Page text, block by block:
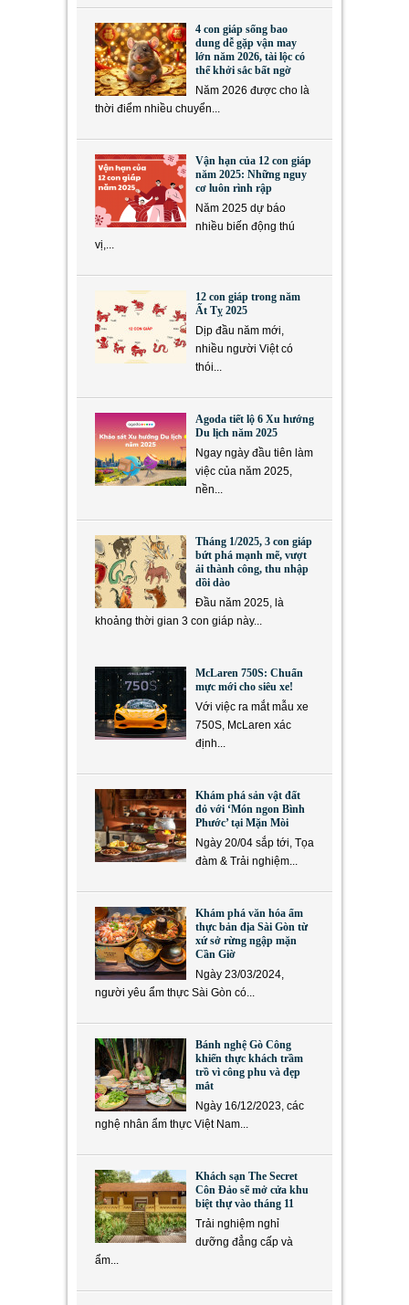
4 con giáp sống bao
dung dễ gặp vận may
lớn năm 2026, tài lộc có
thể khởi sắc bất ngờ
Năm 2026 được cho là
thời điểm nhiều chuyển...
Vận hạn của 12 con giáp
năm 2025: Những nguy
cơ luôn rình rập
Năm 2025 dự báo
nhiều biến động thú
vị,...
12 con giáp trong năm
Ất Tỵ 2025
Dịp đầu năm mới,
nhiều người Việt có
thói...
Agoda tiết lộ 6 Xu hướng
Du lịch năm 2025
Ngay ngày đầu tiên làm
việc của năm 2025,
nền...
Tháng 1/2025, 3 con giáp
bứt phá mạnh mẽ, vượt
ải thành công, thu nhập
dồi dào
Đầu năm 2025, là
khoảng thời gian 3 con giáp này...
McLaren 750S: Chuẩn
mực mới cho siêu xe!
Với việc ra mắt mẫu xe
750S, McLaren xác
định...
Khám phá sản vật đất
đỏ với ‘Món ngon Bình
Phước’ tại Mặn Mòi
Ngày 20/04 sắp tới, Tọa
đàm & Trải nghiệm...
Khám phá văn hóa ẩm
thực bản địa Sài Gòn từ
xứ sở rừng ngập mặn
Cần Giờ
Ngày 23/03/2024,
người yêu ẩm thực Sài Gòn có...
Bánh nghệ Gò Công
khiến thực khách trầm
trồ vì công phu và đẹp
mắt
Ngày 16/12/2023, các
nghệ nhân ẩm thực Việt Nam...
Khách sạn The Secret
Côn Đảo sẽ mở cửa khu
biệt thự vào tháng 11
Trải nghiệm nghỉ
dưỡng đẳng cấp và
ẩm...